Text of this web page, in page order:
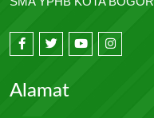
Alamat